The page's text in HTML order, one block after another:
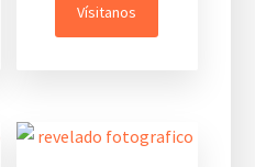
Vísitanos